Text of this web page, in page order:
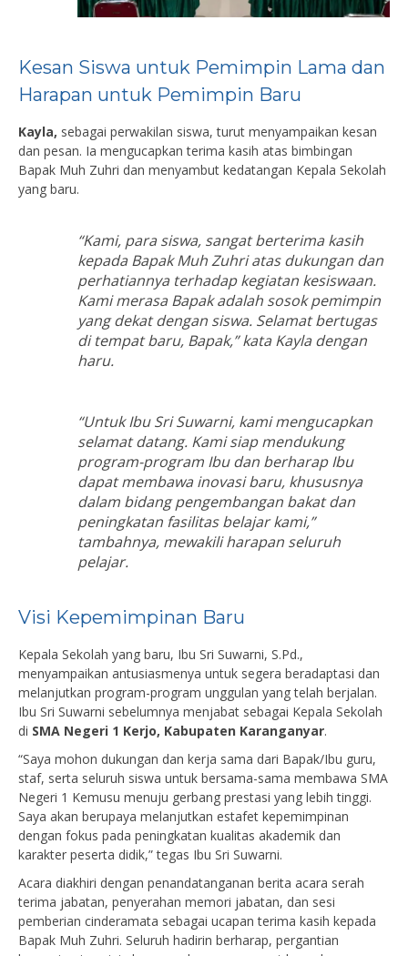
Kesan Siswa untuk Pemimpin Lama dan
Harapan untuk Pemimpin Baru
Kayla, sebagai perwakilan siswa, turut menyampaikan kesan
dan pesan. Ia mengucapkan terima kasih atas bimbingan
Bapak Muh Zuhri dan menyambut kedatangan Kepala Sekolah
yang baru.
“Kami, para siswa, sangat berterima kasih
kepada Bapak Muh Zuhri atas dukungan dan
perhatiannya terhadap kegiatan kesiswaan.
Kami merasa Bapak adalah sosok pemimpin
yang dekat dengan siswa. Selamat bertugas
di tempat baru, Bapak,” kata Kayla dengan
haru.
“Untuk Ibu Sri Suwarni, kami mengucapkan
selamat datang. Kami siap mendukung
program-program Ibu dan berharap Ibu
dapat membawa inovasi baru, khususnya
dalam bidang pengembangan bakat dan
peningkatan fasilitas belajar kami,”
tambahnya, mewakili harapan seluruh
pelajar.
Visi Kepemimpinan Baru
Kepala Sekolah yang baru, Ibu Sri Suwarni, S.Pd.,
menyampaikan antusiasmenya untuk segera beradaptasi dan
melanjutkan program-program unggulan yang telah berjalan.
Ibu Sri Suwarni sebelumnya menjabat sebagai Kepala Sekolah
di SMA Negeri 1 Kerjo, Kabupaten Karanganyar.
“Saya mohon dukungan dan kerja sama dari Bapak/Ibu guru,
staf, serta seluruh siswa untuk bersama-sama membawa SMA
Negeri 1 Kemusu menuju gerbang prestasi yang lebih tinggi.
Saya akan berupaya melanjutkan estafet kepemimpinan
dengan fokus pada peningkatan kualitas akademik dan
karakter peserta didik,” tegas Ibu Sri Suwarni.
Acara diakhiri dengan penandatanganan berita acara serah
terima jabatan, penyerahan memori jabatan, dan sesi
pemberian cinderamata sebagai ucapan terima kasih kepada
Bapak Muh Zuhri. Seluruh hadirin berharap, pergantian